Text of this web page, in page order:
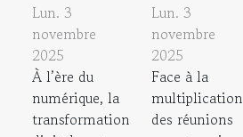
Lun. 3
novembre
2025
À l’ère du
numérique, la
transformation
Lun. 3
novembre
2025
Face à la
multiplication
des réunions